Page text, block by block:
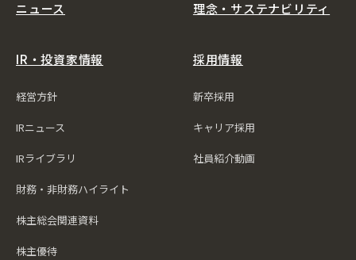
ニュース
IR・投資家情報
経営方針
IRニュース
IRライブラリ
財務・非財務ハイライト
株主総会関連資料
株主優待
理念・サステナビリティ
採用情報
新卒採用
キャリア採用
社員紹介動画